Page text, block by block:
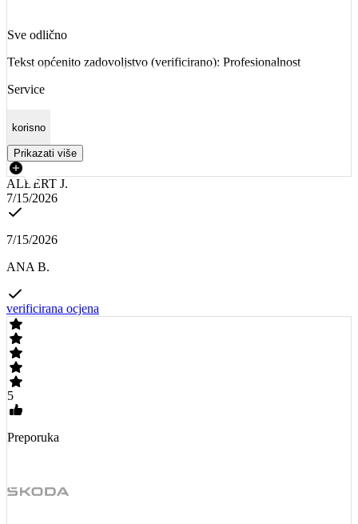
Sve odlično
Tekst općenito zadovoljstvo (verificirano): Profesionalnost
Service
korisno
Prikazati više
ALBERT J.
7/15/2026
7/15/2026
ANA B.
verificirana ocjena
5
Preporuka